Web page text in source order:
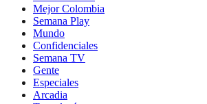
Mejor Colombia
Semana Play
Mundo
Confidenciales
Semana TV
Gente
Especiales
Arcadia